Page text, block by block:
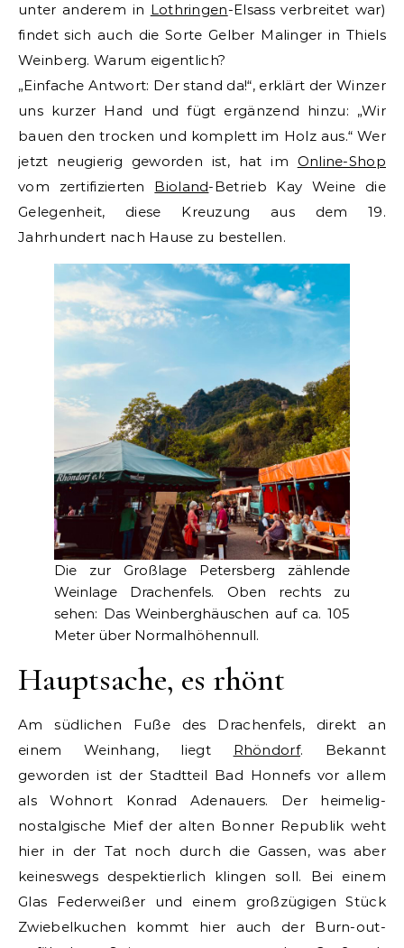
unter anderem in Lothringen-Elsass verbreitet war)
findet sich auch die Sorte Gelber Malinger in Thiels
Weinberg. Warum eigentlich?
„Einfache Antwort: Der stand da!“, erklärt der Winzer
uns kurzer Hand und fügt ergänzend hinzu: „Wir
bauen den trocken und komplett im Holz aus.“ Wer
jetzt neugierig geworden ist, hat im Online-Shop
vom zertifizierten Bioland-Betrieb Kay Weine die
Gelegenheit, diese Kreuzung aus dem 19.
Jahrhundert nach Hause zu bestellen.
Die zur Großlage Petersberg zählende
Weinlage Drachenfels. Oben rechts zu
sehen: Das Weinberghäuschen auf ca. 105
Meter über Normalhöhennull.
Hauptsache, es rhönt
Am südlichen Fuße des Drachenfels, direkt an
einem Weinhang, liegt Rhöndorf. Bekannt
geworden ist der Stadtteil Bad Honnefs vor allem
als Wohnort Konrad Adenauers. Der heimelig-
nostalgische Mief der alten Bonner Republik weht
hier in der Tat noch durch die Gassen, was aber
keineswegs despektierlich klingen soll. Bei einem
Glas Federweißer und einem großzügigen Stück
Zwiebelkuchen kommt hier auch der Burn-out-